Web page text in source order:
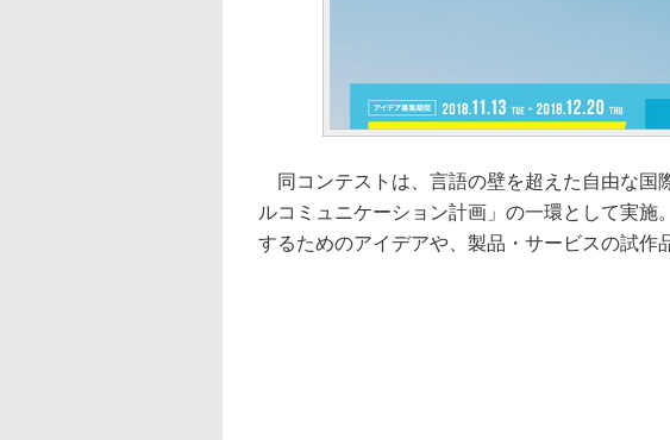
同コンテストは、言語の壁を超えた自由な国
ルコミュニケーション計画」の一環として実施
するためのアイデアや、製品・サービスの試作